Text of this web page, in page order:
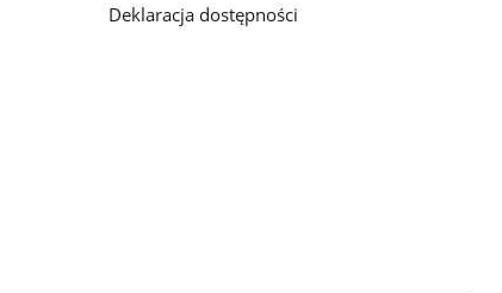
Deklaracja dostępności